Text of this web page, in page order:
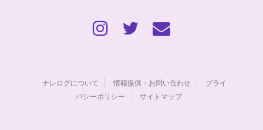
ナレログについて 情報提供・お問い合わせ
プライ
バシーポリシー
サイトマップ